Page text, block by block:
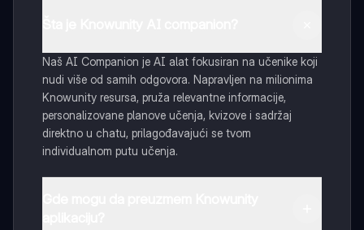
Naš AI Companion je AI alat fokusiran na učenike koji
nudi više od samih odgovora. Napravljen na milionima
Knowunity resursa, pruža relevantne informacije,
personalizovane planove učenja, kvizove i sadržaj
direktno u chatu, prilagođavajući se tvom
individualnom putu učenja.